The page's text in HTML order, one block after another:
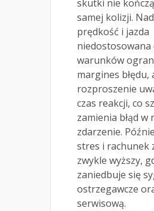
skutki nie
samej kolizji.
prędkość i jazda
niedostosowana
warunków
margines błędu,
rozproszenie
czas reakcji, co
zamienia błąd w
zdarzenie.
stres i rachunek
zwykle wyższy,
zaniedbuje się
ostrzegawcze
serwisową.